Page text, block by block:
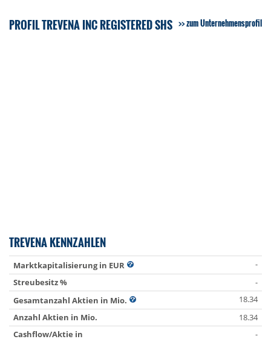
PROFIL TREVENA INC REGISTERED SHS zum Unternehmensprofil
TREVENA KENNZAHLEN
Marktkapitalisierung in EUR
-
Streubesitz %
-
Gesamtanzahl Aktien in Mio.
18.34
Anzahl Aktien in Mio.
18.34
Cashflow/Aktie in
-